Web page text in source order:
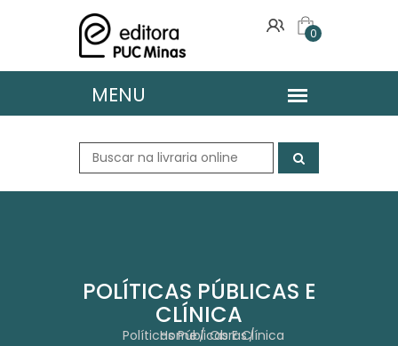
0
POLÍTICAS PÚBLICAS E
CLÍNICA
Home Obras
Políticas Públicas E Clínica